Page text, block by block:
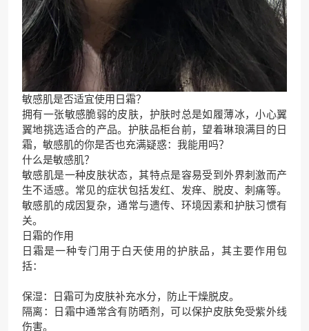
敏感肌是否适宜使用日霜？
拥有一张敏感脆弱的皮肤，护肤时总是如履薄冰，小心翼
翼地挑选适合的产品。护肤品柜台前，望着琳琅满目的日
霜，敏感肌的你是否也充满疑惑：我能用吗？
什么是敏感肌？
敏感肌是一种皮肤状态，其特点是容易受到外界刺激而产
生不适感。常见的症状包括发红、发痒、脱皮、刺痛等。
敏感肌的成因复杂，通常与遗传、环境因素和护肤习惯有
关。
日霜的作用
日霜是一种专门用于白天使用的护肤品，其主要作用包
括：
保湿：日霜可为皮肤补充水分，防止干燥脱皮。
隔离：日霜中通常含有防晒剂，可以保护皮肤免受紫外线
伤害。